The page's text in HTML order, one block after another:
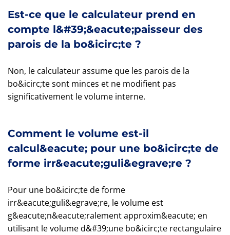
Est-ce que le calculateur prend en
compte l&#39;&eacute;paisseur des
parois de la bo&icirc;te ?
Non, le calculateur assume que les parois de la
bo&icirc;te sont minces et ne modifient pas
significativement le volume interne.
Comment le volume est-il
calcul&eacute; pour une bo&icirc;te de
forme irr&eacute;guli&egrave;re ?
Pour une bo&icirc;te de forme
irr&eacute;guli&egrave;re, le volume est
g&eacute;n&eacute;ralement approxim&eacute; en
utilisant le volume d&#39;une bo&icirc;te rectangulaire